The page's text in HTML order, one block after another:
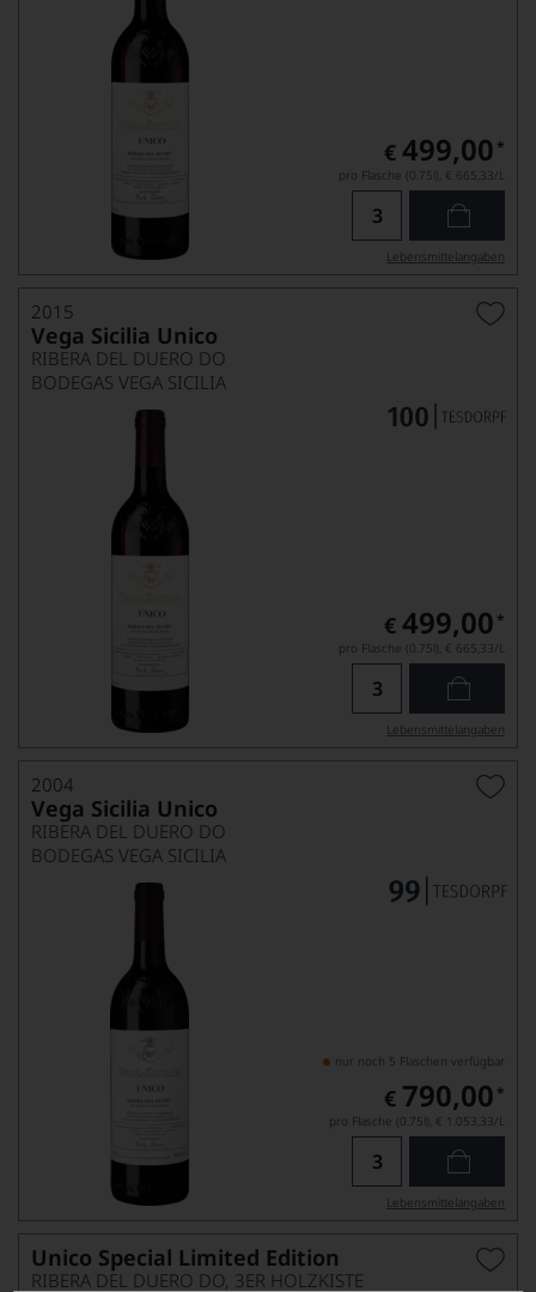
€ 499,00 *
pro Flasche (0.75l), € 665,33/L
Lebensmittel­angaben
2015
Vega Sicilia Unico
RIBERA DEL DUERO DO
BODEGAS VEGA SICILIA
€ 499,00 *
pro Flasche (0.75l), € 665,33/L
Lebensmittel­angaben
2004
Vega Sicilia Unico
RIBERA DEL DUERO DO
BODEGAS VEGA SICILIA
nur noch 5 Flaschen verfügbar
€ 790,00 *
pro Flasche (0.75l), € 1.053,33/L
Lebensmittel­angaben
Unico Special Limited Edition
RIBERA DEL DUERO DO, 3ER HOLZKISTE